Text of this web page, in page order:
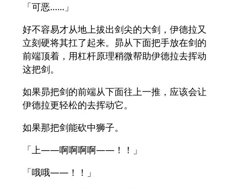
「可恶……」
好不容易才从地上拔出剑尖的大剑，伊德拉又
立刻硬将其扛了起来。昴从下面把手放在剑的
前端顶着，用杠杆原理稍微帮助伊德拉去挥动
这把剑。
如果昴把剑的前端从下面往上一推，应该会让
伊德拉更轻松的去挥动它。
如果那把剑能砍中狮子。
「上——啊啊啊啊——！！」
「哦哦——！！」